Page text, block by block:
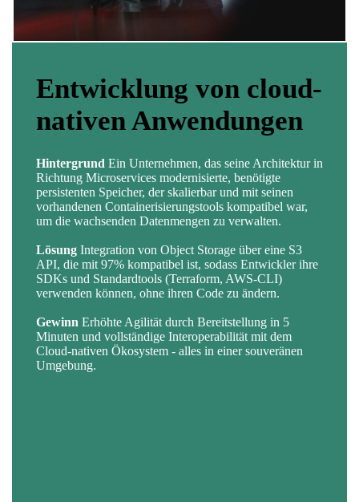
Entwicklung von cloud-
nativen Anwendungen
Hintergrund Ein Unternehmen, das seine Architektur in
Richtung Microservices modernisierte, benötigte
persistenten Speicher, der skalierbar und mit seinen
vorhandenen Containerisierungstools kompatibel war,
um die wachsenden Datenmengen zu verwalten.
Lösung Integration von Object Storage über eine S3
API, die mit 97% kompatibel ist, sodass Entwickler ihre
SDKs und Standardtools (Terraform, AWS-CLI)
verwenden können, ohne ihren Code zu ändern.
Gewinn Erhöhte Agilität durch Bereitstellung in 5
Minuten und vollständige Interoperabilität mit dem
Cloud-nativen Ökosystem - alles in einer souveränen
Umgebung.
Anti-Ransomware-
Schutz
Hintergrund Angesichts der zunehmenden
Cyberangriffe wollte eine Organisation die Integrität
ihrer kritischen Datensicherungen gegen böswillige
Änderungen oder Löschversuche absichern.
wodurch Buckets unveränderlich werden. Diese
Richtlinie verhindert physisch das Löschen, selbst durch
ein Administratorkonto, bis zum Ablauf des festgelegten
Zeitraums.
Gewinn : Garantierte Wiederherstellung von Daten nach
einem Angriff und drastische Stärkung der
Ausfallsicherheit der IT ohne zusätzliche betriebliche
Komplexität.
Einhaltung von
Vorschriften und
gesetzliche
Archivierung
HintergrundEin Finanzinstitut, das den Standards SEC
Gesundheitswesens mussten die integre und sichere
Aufbewahrung sensibler Dokumente über einen
längeren Zeitraum gewährleisten.
Lösung
qualifiziertem Speicher in Kombination mit
Datenimmutabilität und erweiterter Verschlüsselung
(SSE-C) zur Gewährleistung von Vertraulichkeit und
Nichtabstreitbarkeit.